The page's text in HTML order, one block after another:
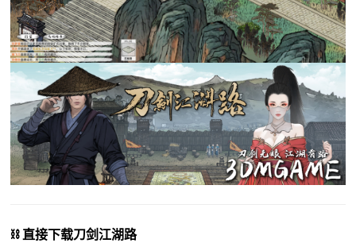
⛓️ 直接下载刀剑江湖路